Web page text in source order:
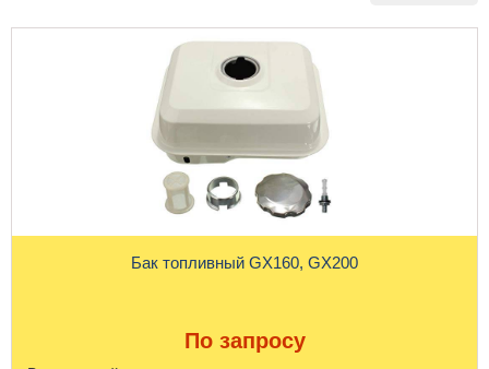
Бак топливный GX160, GX200
По запросу